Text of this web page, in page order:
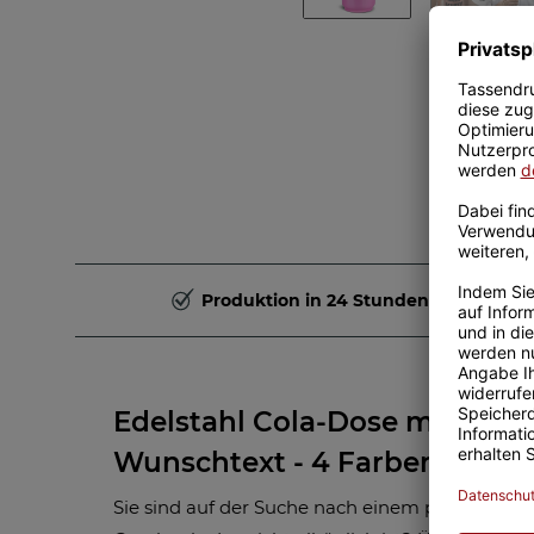
Produktion in 24 Stunden
Edelstahl Cola-Dose mit
Wunschtext - 4 Farben - 420
Sie sind auf der Suche nach einem